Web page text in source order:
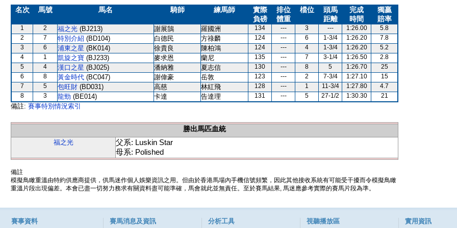
名次 馬號 馬名 騎師 練馬師
實際
負磅
排位
體重
檔位
頭馬
距離
完成
時間
獨贏
賠率
1 2 福之光 (BJ213) 謝展鵠 羅國洲 134 --- 3 --- 1:26.00
5.8
2
7 特別介紹 (BD104) 白德民 方祿麟 124 --- 6 1-3/4 1:26.20
7.8
3
6 浦東之星 (BK014) 徐貴良 陳柏鴻 124 --- 4 1-3/4 1:26.20
5.2
4
1 凱旋之寶 (BJ233) 麥求恩 蘭尼 135 --- 7 3-1/4 1:26.50
2.8
5
4 漢口之星 (BJ025) 潘納雅 夏志信 130 --- 8 5 1:26.70
25
6
8 黃金時代 (BC047) 謝偉豪 岳敦 123 --- 2 7-3/4 1:27.10
15
7
5 包旺財 (BD031) 高慈 林紅飛 128 --- 1 11-3/4 1:27.80
4.7
8
3 龍勁 (BE014) 卡達 告達理 131 --- 5 27-1/2 1:30.30 21
備註: 賽事特別情況索引
勝出馬匹血統
福之光
父系: Luskin Star
母系: Polished
備註
模擬鳥瞰重溫由特約供應商提供，供馬迷作個人娛樂資訊之用。但由於香港馬場內手機信號頻繁，因此其他接收系統有可能受干擾而令模擬鳥瞰
重溫片段出現偏差。本會已盡一切努力務求有關資料盡可能準確，馬會就此並無責任。至於賽馬結果, 馬迷應參考實際的賽馬片段為準。
賽事資料 賽馬消息及資訊 分析工具 視聽播放區 實用資訊